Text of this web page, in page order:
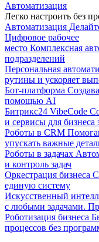
Автоматизация
Легко настроить без
Автоматизация
Цифровое рабочее
место Комплексная
подразделений
Персональная
рутины и ускоряет
Бот-платформа
помощью AI
Битрикс24 VibeCode
и сервисы для
Роботы в CRM
упускать важные
Роботы в задачах
и контроль задач
Оркестрация бизнеса
единую систему
Искусственный
с любыми задачами.
Роботизация бизнеса
процессов без